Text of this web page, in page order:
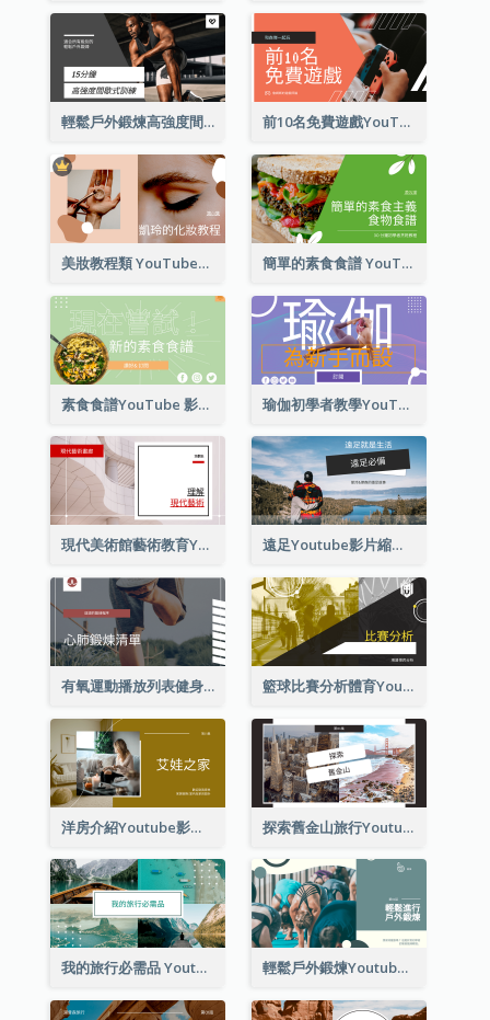
輕鬆戶外鍛煉高強度間歇式訓練 YouTube影片縮圖 前10名免費遊戲YouTube影片縮圖
美妝教程類 YouTube影片縮圖 簡單的素食食譜 YouTube影片縮圖
素食食譜YouTube 影片縮圖 瑜伽初學者教學YouTube影片縮圖
現代美術館藝術教育Youtube影片縮圖 遠足Youtube影片縮圖
有氧運動播放列表健身Youtube影片縮圖 籃球比賽分析體育Youtube影片縮圖
洋房介紹Youtube影片縮圖 探索舊金山旅行Youtube影片縮圖
我的旅行必需品 Youtube影片縮圖 輕鬆戶外鍛煉Youtube影片縮圖